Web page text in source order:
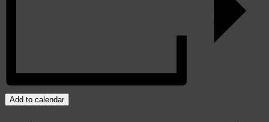
Add to calendar